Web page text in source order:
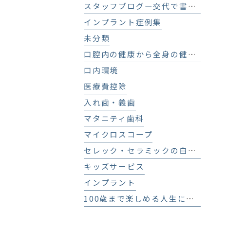
スタッフブログー交代で書いてます！－
インプラント症例集
未分類
口腔内の健康から全身の健康へ
口内環境
医療費控除
入れ歯・義歯
マタニティ歯科
マイクロスコープ
セレック・セラミックの白い歯
キッズサービス
インプラント
100歳まで楽しめる人生にする歯科医療